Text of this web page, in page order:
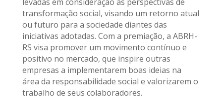
transformação social, visando um retorno atual
ou futuro para a sociedade diantes das
iniciativas adotadas. Com a premiação, a ABRH-
RS visa promover um movimento contínuo e
positivo no mercado, que inspire outras
empresas a implementarem boas ideias na
área da responsabilidade social e valorizarem o
trabalho de seus colaboradores.